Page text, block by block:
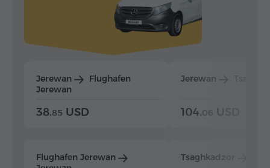
Jerewan
Flughafen
Jerewan
38.85 USD
Flughafen Jerewan
Jerewan
104.06 USD
Tsaghkadzor